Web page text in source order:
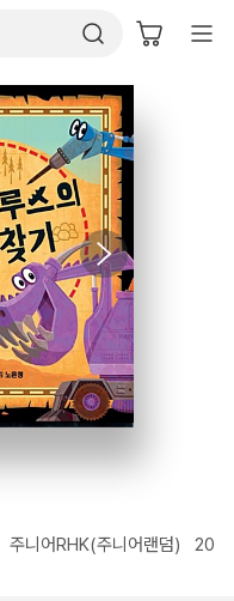
주니어RHK(주니어랜덤) 20